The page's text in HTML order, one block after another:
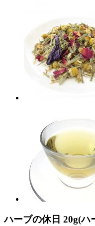
ハーブの休日 20g(ハ